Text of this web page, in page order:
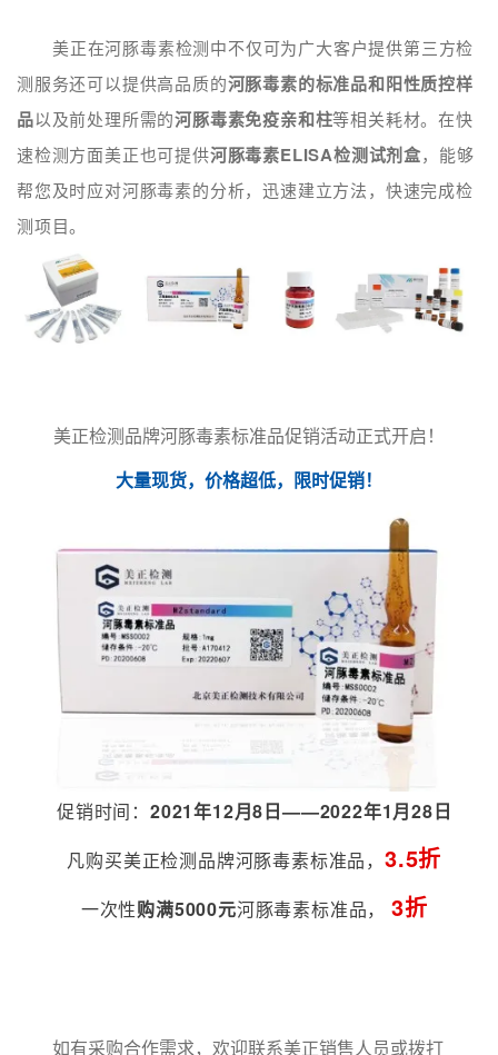
美正在河豚毒素检测中不仅可为广大客户提供第三方检
测服务还可以提供高品质的河豚毒素的标准品和阳性质控样
品以及前处理所需的河豚毒素免疫亲和柱等相关耗材。在快
速检测方面美正也可提供河豚毒素ELISA检测试剂盒，能够
帮您及时应对河豚毒素的分析，迅速建立方法，快速完成检
测项目。
美正检测品牌河豚毒素标准品促销活动正式开启！
大量现货，价格超低，限时促销！
促销时间： 2021年12月8日——2022年1月28日
凡购买美正检测品牌河豚毒素标准品， 3.5折
一次性购满5000元河豚毒素标准品， 3折
如有采购合作需求，欢迎联系美正销售人员或拨打